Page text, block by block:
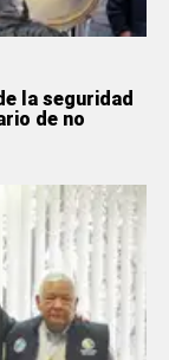
la seguridad
de no